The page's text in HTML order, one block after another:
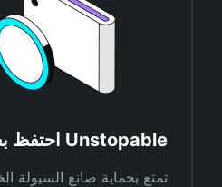
احتفظ بعملات Unstopable
تمتع بحماية صانع السيولة